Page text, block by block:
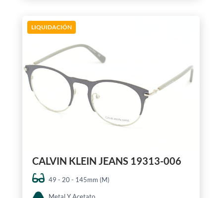
LIQUIDACIÓN
CALVIN KLEIN JEANS 19313-006
49 - 20 - 145mm (M)